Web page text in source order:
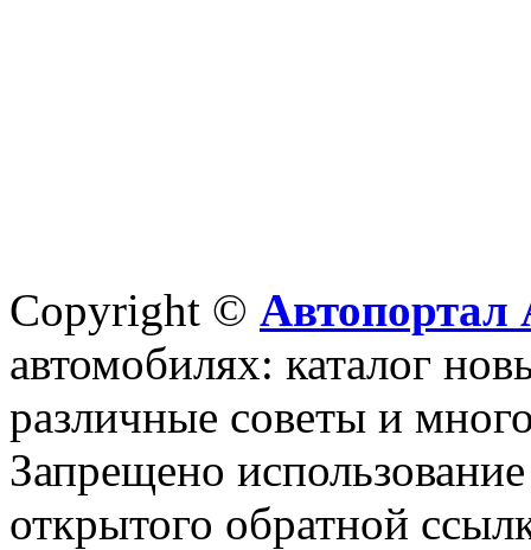
Copyright © Автопортал
автомобилях: каталог
различные советы и
Запрещено
открытого обратной